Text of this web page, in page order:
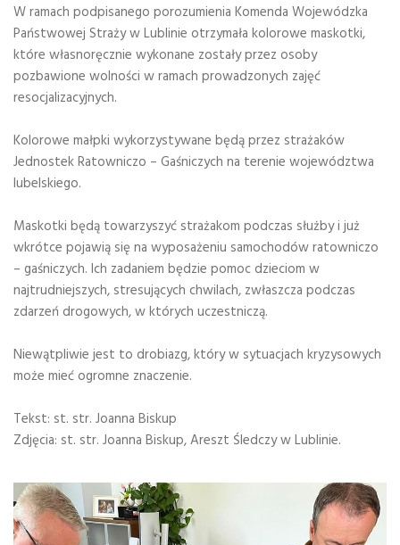
W ramach podpisanego porozumienia Komenda Wojewódzka
Państwowej Straży w Lublinie otrzymała kolorowe maskotki,
które własnoręcznie wykonane zostały przez osoby
pozbawione wolności w ramach prowadzonych zajęć
resocjalizacyjnych.
Kolorowe małpki wykorzystywane będą przez strażaków
Jednostek Ratowniczo – Gaśniczych na terenie województwa
lubelskiego.
Maskotki będą towarzyszyć strażakom podczas służby i już
wkrótce pojawią się na wyposażeniu samochodów ratowniczo
– gaśniczych. Ich zadaniem będzie pomoc dzieciom w
najtrudniejszych, stresujących chwilach, zwłaszcza podczas
zdarzeń drogowych, w których uczestniczą.
Niewątpliwie jest to drobiazg, który w sytuacjach kryzysowych
może mieć ogromne znaczenie.
Tekst: st. str. Joanna Biskup
Zdjęcia: st. str. Joanna Biskup, Areszt Śledczy w Lublinie.